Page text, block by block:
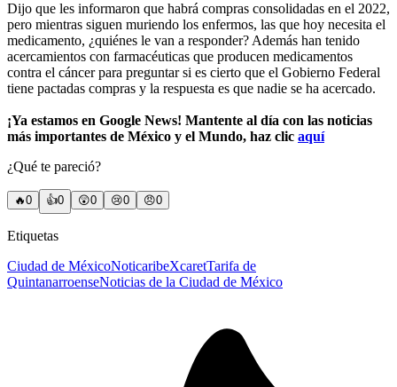
Dijo que les informaron que habrá compras consolidadas en el 2022,
pero mientras siguen muriendo los enfermos, las que hoy necesita el
medicamento, ¿quiénes le van a responder? Además han tenido
acercamientos con farmacéuticas que producen medicamentos
contra el cáncer para preguntar si es cierto que el Gobierno Federal
tiene pactadas compras y la respuesta es que nadie se ha acercado.
¡Ya estamos en Google News! Mantente al día con las noticias
más importantes de México y el Mundo, haz clic aquí
¿Qué te pareció?
🔥0 👍0 😲0 😢0 😠0
Etiquetas
Ciudad de MéxicoNoticaribeXcaretTarifa de
QuintanarroenseNoticias de la Ciudad de México